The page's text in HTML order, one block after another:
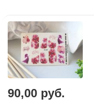
90,00 руб.